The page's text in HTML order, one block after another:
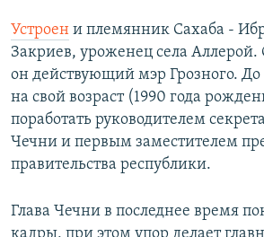
Устроен и племянник Сахаба -
Закриев, уроженец села Аллерой.
он действующий мэр Грозного. До
на свой возраст (1990 года
поработать руководителем
Чечни и первым заместителем
правительства республики.
Глава Чечни в последнее время